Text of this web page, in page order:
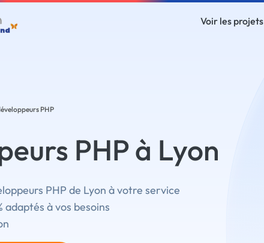
Voir les projets
PHP
PHP à Lyon
PHP de Lyon à votre service
adaptés à vos besoins